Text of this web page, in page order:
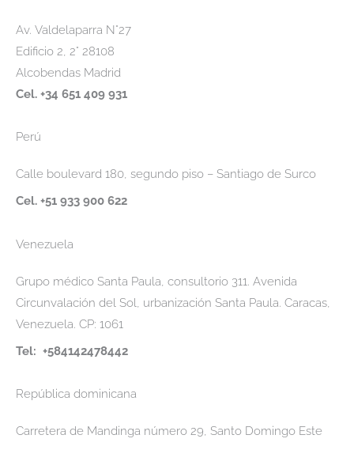
Av. Valdelaparra N°27
Edificio 2, 2° 28108
Alcobendas Madrid
Cel. +34 651 409 931
Perú
Calle boulevard 180, segundo piso – Santiago de Surco
Cel. +51 933 900 622
Venezuela
Grupo médico Santa Paula, consultorio 311. Avenida
Circunvalación del Sol, urbanización Santa Paula. Caracas,
Venezuela. CP: 1061
Tel: +584142478442
República dominicana
Carretera de Mandinga número 29, Santo Domingo Este